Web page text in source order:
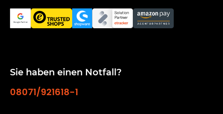
Sie haben einen Notfall?
08071/921618-1